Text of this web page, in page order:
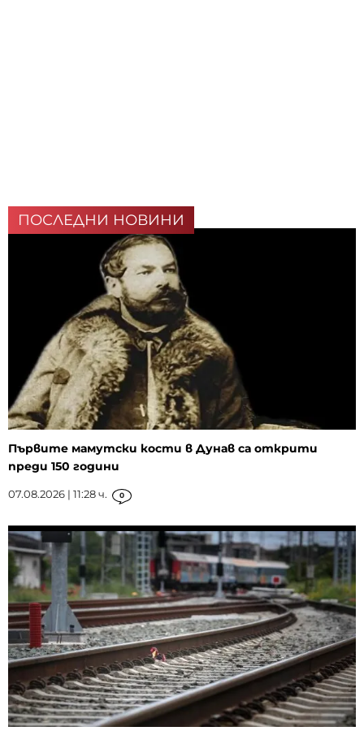
ПОСЛЕДНИ НОВИНИ
Първите мамутски кости в Дунав са открити
преди 150 години
07.08.2026 | 11:28 ч. 0